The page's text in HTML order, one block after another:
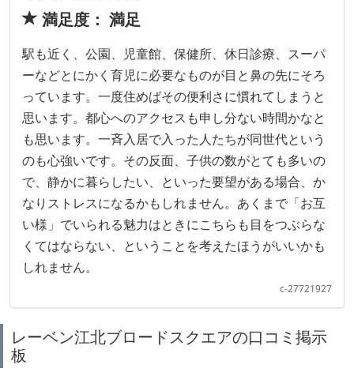
満足度： 満足
駅も近く、公園、児童館、保健所、休日診療、スーパ
ーなどとにかく育児に必要なものが目と鼻の先にそろ
っています。一度住めばその便利さに慣れてしまうと
思います。都心へのアクセスも申し分ない時間かなと
も思います。一斉入居で入った人たちが同世代という
のも心強いです。その反面、子供の数がとても多いの
で、静かに暮らしたい、といった要望がある場合、か
なりストレスになるかもしれません。あくまで「お互
い様」でいられる魅力はときにこちらも目をつぶらな
くてはならない、ということを考えたほうがいいかも
しれません。
c-27721927
レーベン江北ブロードスクエアの口コミ掲示
板